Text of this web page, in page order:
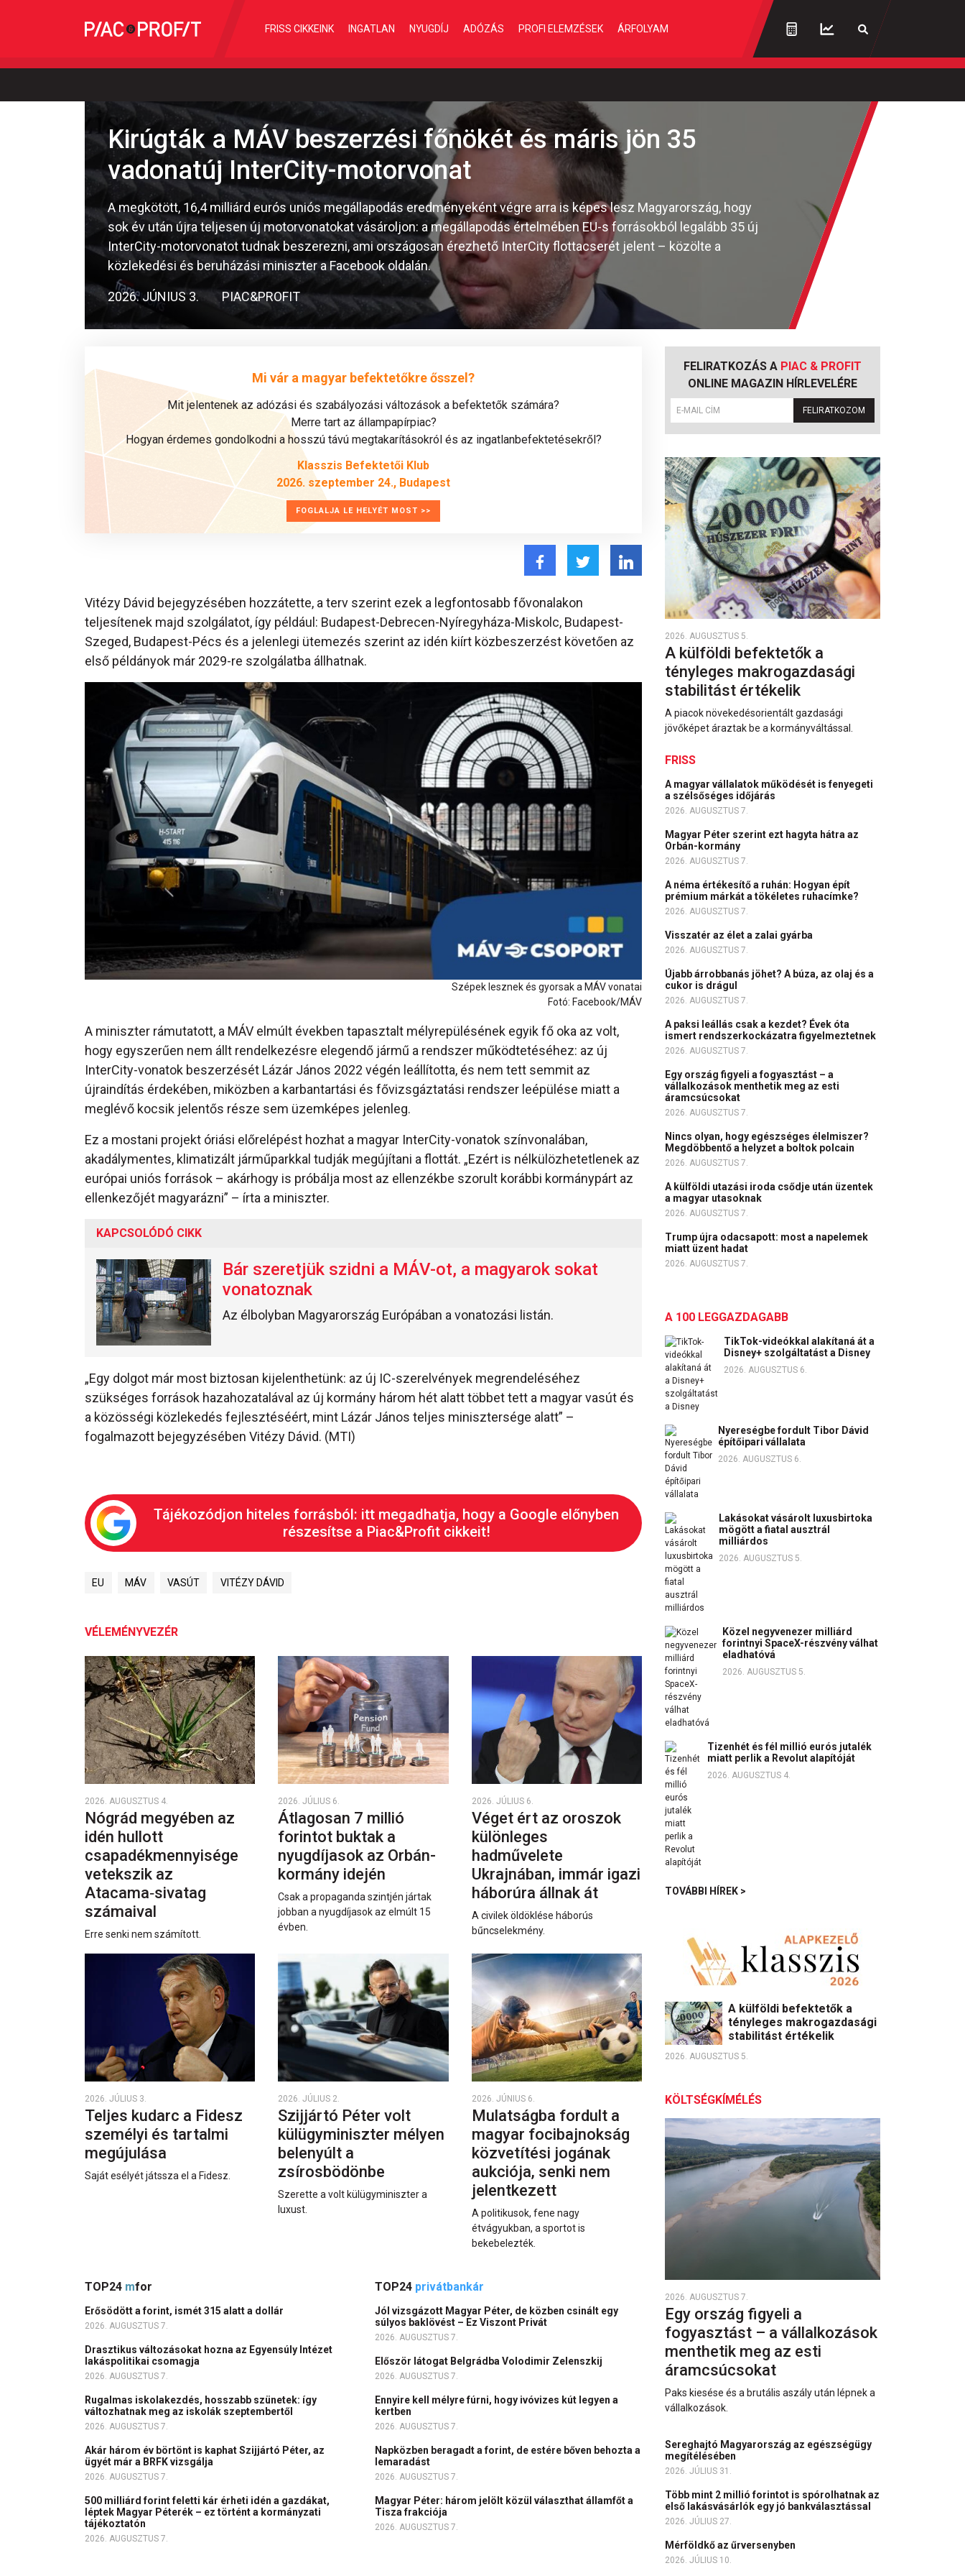
FRISS CIKKEINK INGATLAN NYUGDÍJ ADÓZÁS PROFI ELEMZÉSEK ÁRFOLYAM
Kirúgták a MÁV beszerzési főnökét és máris jön 35
vadonatúj InterCity-motorvonat
A megkötött, 16,4 milliárd eurós uniós megállapodás eredményeként végre arra is képes lesz Magyarország, hogy
sok év után újra teljesen új motorvonatokat vásároljon: a megállapodás értelmében EU-s forrásokból legalább 35 új
InterCity-motorvonatot tudnak beszerezni, ami országosan érezhető InterCity flottacserét jelent – közölte a
közlekedési és beruházási miniszter a Facebook oldalán.
2026. JÚNIUS 3. PIAC&PROFIT
Mi vár a magyar befektetőkre ősszel?
Mit jelentenek az adózási és szabályozási változások a befektetők számára?
Merre tart az állampapírpiac?
Hogyan érdemes gondolkodni a hosszú távú megtakarításokról és az ingatlanbefektetésekről?
Klasszis Befektetői Klub
2026. szeptember 24., Budapest
FOGLALJA LE HELYÉT MOST >>
Vitézy Dávid bejegyzésében hozzátette, a terv szerint ezek a legfontosabb fővonalakon
teljesítenek majd szolgálatot, így például: Budapest-Debrecen-Nyíregyháza-Miskolc, Budapest-
Szeged, Budapest-Pécs és a jelenlegi ütemezés szerint az idén kiírt közbeszerzést követően az
első példányok már 2029-re szolgálatba állhatnak.
Szépek lesznek és gyorsak a MÁV vonatai
Fotó: Facebook/MÁV
A miniszter rámutatott, a MÁV elmúlt években tapasztalt mélyrepülésének egyik fő oka az volt,
hogy egyszerűen nem állt rendelkezésre elegendő jármű a rendszer működtetéséhez: az új
InterCity-vonatok beszerzését Lázár János 2022 végén leállította, és nem tett semmit az
újraindítás érdekében, miközben a karbantartási és fővizsgáztatási rendszer leépülése miatt a
meglévő kocsik jelentős része sem üzemképes jelenleg.
Ez a mostani projekt óriási előrelépést hozhat a magyar InterCity-vonatok színvonalában,
akadálymentes, klimatizált járműparkkal tudják megújítani a flottát. „Ezért is nélkülözhetetlenek az
európai uniós források – akárhogy is próbálja most az ellenzékbe szorult korábbi kormánypárt az
ellenkezőjét magyarázni” – írta a miniszter.
KAPCSOLÓDÓ CIKK
Bár szeretjük szidni a MÁV-ot, a magyarok sokat
vonatoznak
Az élbolyban Magyarország Európában a vonatozási listán.
„Egy dolgot már most biztosan kijelenthetünk: az új IC-szerelvények megrendeléséhez
szükséges források hazahozatalával az új kormány három hét alatt többet tett a magyar vasút és
a közösségi közlekedés fejlesztéséért, mint Lázár János teljes minisztersége alatt” –
fogalmazott bejegyzésében Vitézy Dávid. (MTI)
Tájékozódjon hiteles forrásból: itt megadhatja, hogy a Google előnyben
részesítse a Piac&Profit cikkeit!
EU MÁV VASÚT VITÉZY DÁVID
VÉLEMÉNYVEZÉR
2026. AUGUSZTUS 4.
Nógrád megyében az
idén hullott
csapadékmennyisége
vetekszik az
Atacama‑sivatag
számaival
Erre senki nem számított.
2026. JÚLIUS 6.
Átlagosan 7 millió
forintot buktak a
nyugdíjasok az Orbán-
kormány idején
Csak a propaganda szintjén jártak
jobban a nyugdíjasok az elmúlt 15
évben.
2026. JÚLIUS 6.
Véget ért az oroszok
különleges
hadművelete
Ukrajnában, immár igazi
háborúra állnak át
A civilek öldöklése háborús
bűncselekmény.
2026. JÚLIUS 3.
Teljes kudarc a Fidesz
személyi és tartalmi
megújulása
Saját esélyét játssza el a Fidesz.
2026. JÚLIUS 2.
Szijjártó Péter volt
külügyminiszter mélyen
belenyúlt a
zsírosbödönbe
Szerette a volt külügyminiszter a
luxust.
2026. JÚNIUS 6.
Mulatságba fordult a
magyar focibajnokság
közvetítési jogának
aukciója, senki nem
jelentkezett
A politikusok, fene nagy
étvágyukban, a sportot is
bekebelezték.
TOP24 mfor
Erősödött a forint, ismét 315 alatt a dollár
2026. AUGUSZTUS 7.
Drasztikus változásokat hozna az Egyensúly Intézet
lakáspolitikai csomagja
2026. AUGUSZTUS 7.
Rugalmas iskolakezdés, hosszabb szünetek: így
változhatnak meg az iskolák szeptembertől
2026. AUGUSZTUS 7.
Akár három év börtönt is kaphat Szijjártó Péter, az
ügyét már a BRFK vizsgálja
2026. AUGUSZTUS 7.
500 milliárd forint feletti kár érheti idén a gazdákat,
léptek Magyar Péterék – ez történt a kormányzati
tájékoztatón
2026. AUGUSZTUS 7.
TOP24 privátbankár
Jól vizsgázott Magyar Péter, de közben csinált egy
súlyos baklövést – Ez Viszont Privát
2026. AUGUSZTUS 7.
Először látogat Belgrádba Volodimir Zelenszkij
2026. AUGUSZTUS 7.
Ennyire kell mélyre fúrni, hogy ivóvizes kút legyen a
kertben
2026. AUGUSZTUS 7.
Napközben beragadt a forint, de estére bőven behozta a
lemaradást
2026. AUGUSZTUS 7.
Magyar Péter: három jelölt közül választhat államfőt a
Tisza frakciója
2026. AUGUSZTUS 7.
FELIRATKOZÁS A PIAC & PROFIT
ONLINE MAGAZIN HÍRLEVELÉRE
FELIRATKOZOM
2026. AUGUSZTUS 5.
A külföldi befektetők a
tényleges makrogazdasági
stabilitást értékelik
A piacok növekedésorientált gazdasági
jövőképet áraztak be a kormányváltással.
FRISS
A magyar vállalatok működését is fenyegeti
a szélsőséges időjárás
2026. AUGUSZTUS 7.
Magyar Péter szerint ezt hagyta hátra az
Orbán-kormány
2026. AUGUSZTUS 7.
A néma értékesítő a ruhán: Hogyan épít
prémium márkát a tökéletes ruhacímke?
2026. AUGUSZTUS 7.
Visszatér az élet a zalai gyárba
2026. AUGUSZTUS 7.
Újabb árrobbanás jöhet? A búza, az olaj és a
cukor is drágul
2026. AUGUSZTUS 7.
A paksi leállás csak a kezdet? Évek óta
ismert rendszerkockázatra figyelmeztetnek
2026. AUGUSZTUS 7.
Egy ország figyeli a fogyasztást – a
vállalkozások menthetik meg az esti
áramcsúcsokat
2026. AUGUSZTUS 7.
Nincs olyan, hogy egészséges élelmiszer?
Megdöbbentő a helyzet a boltok polcain
2026. AUGUSZTUS 7.
A külföldi utazási iroda csődje után üzentek
a magyar utasoknak
2026. AUGUSZTUS 7.
Trump újra odacsapott: most a napelemek
miatt üzent hadat
2026. AUGUSZTUS 7.
A 100 LEGGAZDAGABB
TikTok-videókkal alakítaná át a
Disney+ szolgáltatást a Disney
2026. AUGUSZTUS 6.
Nyereségbe fordult Tibor Dávid
építőipari vállalata
2026. AUGUSZTUS 6.
Lakásokat vásárolt luxusbirtoka
mögött a fiatal ausztrál
milliárdos
2026. AUGUSZTUS 5.
Közel negyvenezer milliárd
forintnyi SpaceX-részvény válhat
eladhatóvá
2026. AUGUSZTUS 5.
Tizenhét és fél millió eurós jutalék
miatt perlik a Revolut alapítóját
2026. AUGUSZTUS 4.
TOVÁBBI HÍREK >
A külföldi befektetők a
tényleges makrogazdasági
stabilitást értékelik
2026. AUGUSZTUS 5.
KÖLTSÉGKÍMÉLÉS
2026. AUGUSZTUS 7.
Egy ország figyeli a
fogyasztást – a vállalkozások
menthetik meg az esti
áramcsúcsokat
Paks kiesése és a brutális aszály után lépnek a
vállalkozások.
Sereghajtó Magyarország az egészségügy
megítélésében
2026. JÚLIUS 31.
Több mint 2 millió forintot is spórolhatnak az
első lakásvásárlók egy jó bankválasztással
2026. JÚLIUS 27.
Mérföldkő az űrversenyben
2026. JÚLIUS 10.